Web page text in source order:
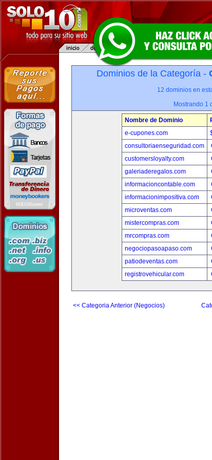
Dominios de la Categoría -
12 dominios en
Mostrando 1
Nombre de Dominio
e-cupones.com
consultoriaenseguridad.com
customersloyalty.com
galeriaderegalos.com
informacioncontable.com
informacionimpositiva.com
microventas.com
mistercompras.com
mrcompras.com
negociopasoapaso.com
patiodeventas.com
registrovehicular.com
<< Categoria Anterior (Negocios)